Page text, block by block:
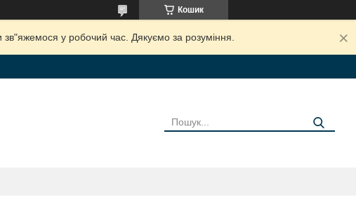
Кошик
у робочий час. Дякуємо за розуміння.